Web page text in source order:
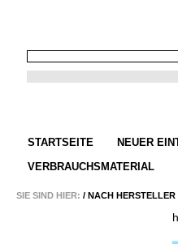
STARTSEITE NEUER
VERBRAUCHSMATERIAL
SIE SIND HIER: / NACH HERSTELLER